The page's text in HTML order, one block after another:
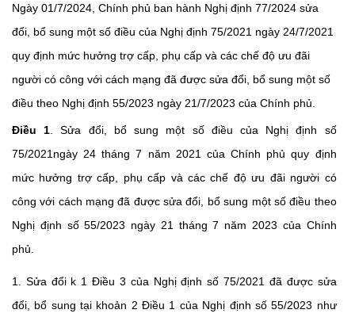
Ngày 01/7/2024, Chính phủ ban hành Nghị định 77/2024 sửa
đổi, bổ sung một số điều của Nghị định 75/2021 ngày 24/7/2021
quy định mức hưởng trợ cấp, phụ cấp và các chế độ ưu đãi
người có công với cách mạng đã được sửa đổi, bổ sung một số
điều theo Nghị định 55/2023 ngày 21/7/2023 của Chính phủ.
Điều 1 . Sửa đổi, bổ sung một số điều của Nghị định số
75/2021ngày 24 tháng 7 năm 2021 của Chính phủ quy định
mức hưởng trợ cấp, phụ cấp và các chế độ ưu đãi người có
công với cách mạng đã được sửa đổi, bổ sung một số điều theo
Nghị định số 55/2023 ngày 21 tháng 7 năm 2023 của Chính
phủ.
1. Sửa đổi k 1 Điều 3 của Nghị định số 75/2021 đã được sửa
đổi, bổ sung tại khoản 2 Điều 1 của Nghị định số 55/2023 như